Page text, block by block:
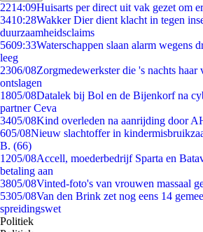
2214:09Huisarts per direct uit vak gezet om
3410:28Wakker Dier dient klacht in tegen
duurzaamheidsclaims
5609:33Waterschappen slaan alarm wegens
leeg
2306/08Zorgmedewerkster die 's nachts haar
ontslagen
1805/08Datalek bij Bol en de Bijenkorf na
partner Ceva
3405/08Kind overleden na aanrijding door
605/08Nieuw slachtoffer in
B. (66)
1205/08Accell, moederbedrijf Sparta en
betaling aan
3805/08Vinted-foto's van vrouwen massaal
5305/08Van den Brink zet nog eens 14
spreidingswet
Politiek